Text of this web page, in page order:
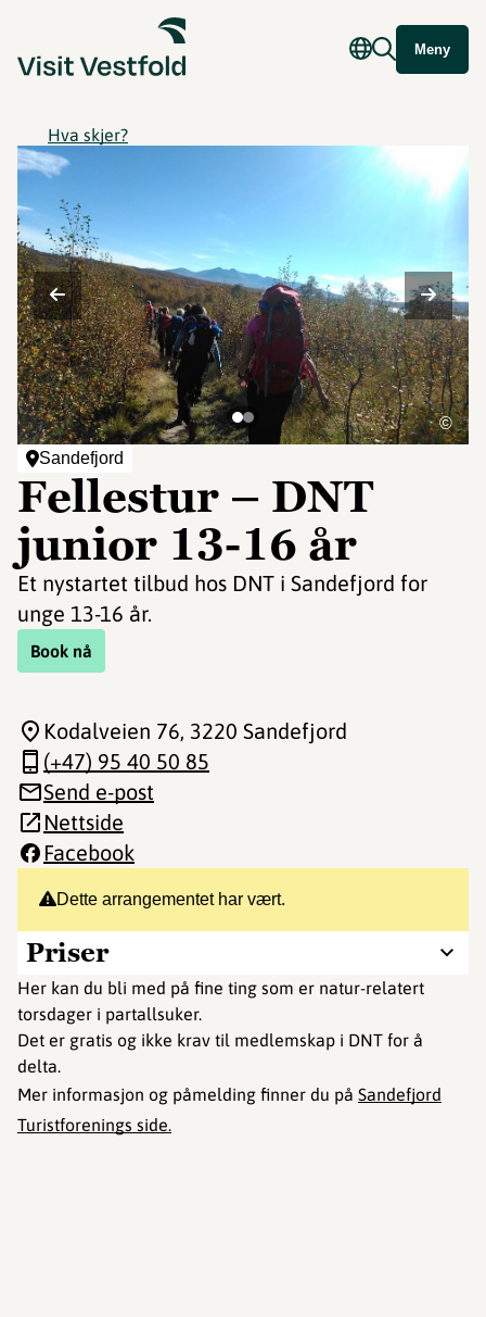
Meny
Hva skjer?
Sandefjord
Fellestur – DNT
junior 13-16 år
Et nystartet tilbud hos DNT i Sandefjord for
unge 13-16 år.
Book nå
©
Dette arrangementet har vært.
Priser
Her kan du bli med på fine ting som er natur-relatert
torsdager i partallsuker.
Det er gratis og ikke krav til medlemskap i DNT for å
delta.
Mer informasjon og påmelding finner du på Sandefjord
Turistforenings side.
Kodalveien 76, 3220 Sandefjord
(+47) 95 40 50 85
Send e-post
Nettside
Facebook